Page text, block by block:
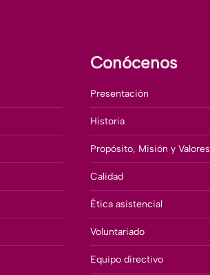
Conócenos
Presentación
Historia
Propósito, Misión y Valores
Calidad
Ética asistencial
Voluntariado
Equipo directivo